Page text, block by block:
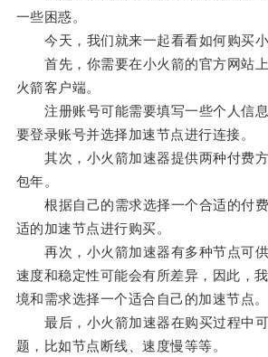
一些困惑。
今天，我们就来一起看看如何购买小
首先，你需要在小火箭的官方网站上
火箭客户端。
注册账号可能需要填写一些个人信息
要登录账号并选择加速节点进行连接。
其次，小火箭加速器提供两种付费方
包年。
根据自己的需求选择一个合适的付费
适的加速节点进行购买。
再次，小火箭加速器有多种节点可供
速度和稳定性可能会有所差异，因此，
境和需求选择一个适合自己的加速节点。
最后，小火箭加速器在购买过程中可
题，比如节点断线、速度慢等等。